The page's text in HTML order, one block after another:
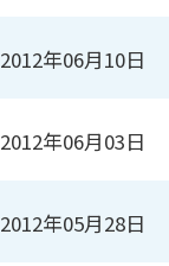
2012年06月10日
2012年06月03日
2012年05月28日